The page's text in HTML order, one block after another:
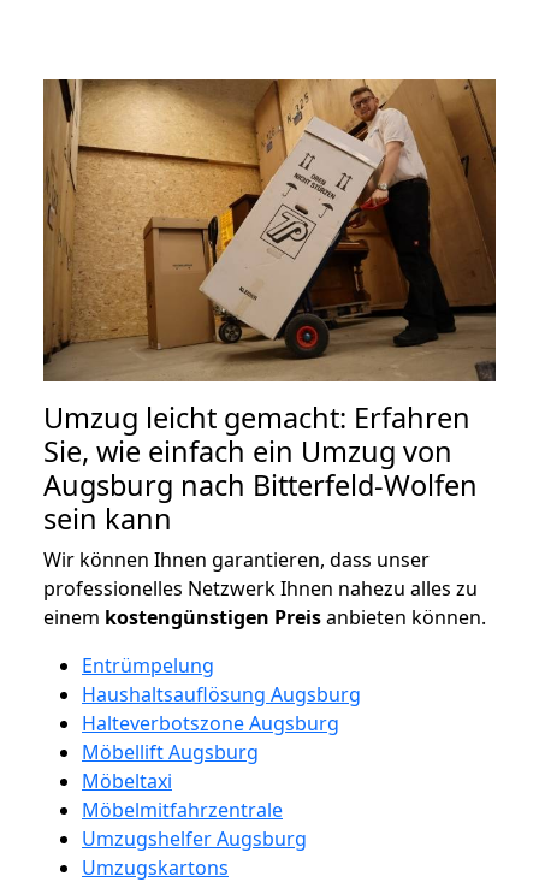
Umzug leicht gemacht: Erfahren
Sie, wie einfach ein Umzug von
Augsburg nach Bitterfeld-Wolfen
sein kann
Wir können Ihnen garantieren, dass unser
professionelles Netzwerk Ihnen nahezu alles zu
einem kostengünstigen Preisanbieten können.
Entrümpelung
Haushaltsauflösung Augsburg
Halteverbotszone Augsburg
Möbellift Augsburg
Möbeltaxi
Möbelmitfahrzentrale
Umzugshelfer Augsburg
Umzugskartons